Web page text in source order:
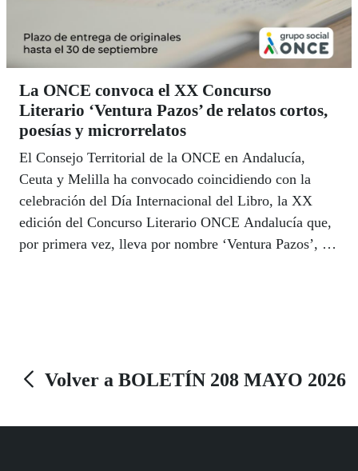
La ONCE convoca el XX Concurso
Literario ‘Ventura Pazos’ de relatos cortos,
poesías y microrrelatos
El Consejo Territorial de la ONCE en Andalucía,
Ceuta y Melilla ha convocado coincidiendo con la
celebración del Día Internacional del Libro, la XX
edición del Concurso Literario ONCE Andalucía que,
por primera vez, lleva por nombre ‘Ventura Pazos’, en
Volver a BOLETÍN 208 MAYO 2026